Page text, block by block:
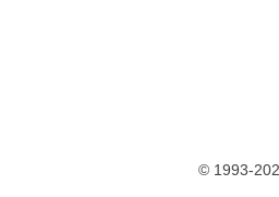
© 1993-